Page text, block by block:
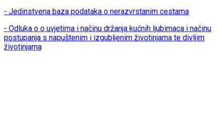
- Jedinstvena baza podataka o nerazvrstanim cestama
- Odluka o o uvjetima i načinu držanja kućnih ljubimaca i načinu
postupanja s napuštenim i izgubljenim životinjama te divljim
životinjama